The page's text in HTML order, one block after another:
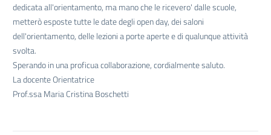
dedicata all'orientamento, ma mano che le ricevero' dalle scuole,
metterò esposte tutte le date degli open day, dei saloni
dell'orientamento, delle lezioni a porte aperte e di qualunque attività
svolta.
Sperando in una proficua collaborazione, cordialmente saluto.
La docente Orientatrice
Prof.ssa Maria Cristina Boschetti